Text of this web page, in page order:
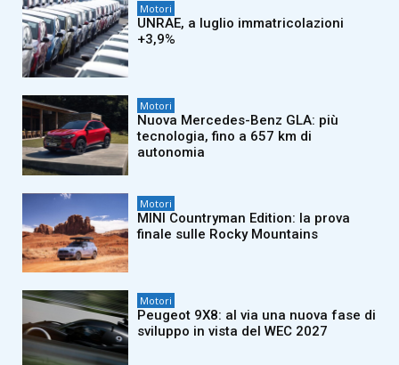
Motori
UNRAE, a luglio immatricolazioni
+3,9%
Motori
Nuova Mercedes-Benz GLA: più
tecnologia, fino a 657 km di
autonomia
Motori
MINI Countryman Edition: la prova
finale sulle Rocky Mountains
Motori
Peugeot 9X8: al via una nuova fase di
sviluppo in vista del WEC 2027